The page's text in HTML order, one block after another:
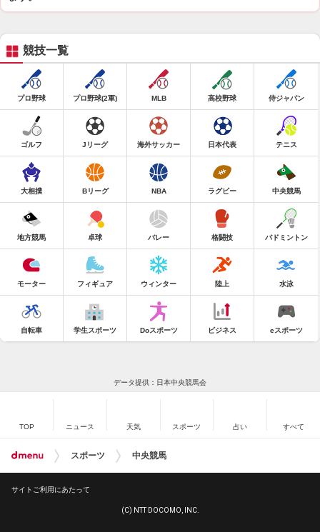
競技一覧
プロ野球 プロ野球(2軍) MLB 高校野球 侍ジャパン
ゴルフ Jリーグ 海外サッカー 日本代表 テニス
大相撲 Bリーグ NBA ラグビー 中央競馬
地方競馬 卓球 バレー 格闘技 バドミントン
モーター フィギュア ウィンター 陸上 水泳
自転車 学生スポーツ Doスポーツ ビジネス eスポーツ
データ提供：日本中央競馬会
TOP ニュース 天気 スポーツ 占い すべて
スポーツ 中央競馬
サイトご利用にあたって
(C) NTT DOCOMO, INC.